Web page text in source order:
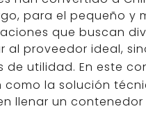
para el pequeño y
que buscan
proveedor ideal,
utilidad. En este
como la solución
llenar un